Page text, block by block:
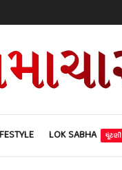
LOK SABHA ચૂંટણી